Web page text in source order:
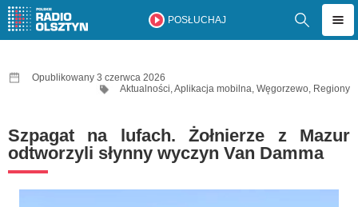
POSŁUCHAJ
Opublikowany 3 czerwca 2026
Aktualności,Aplikacja mobilna, Węgorzewo, Regiony
Szpagat na lufach. Żołnierze z Mazur
odtworzyli słynny wyczyn Van Damma